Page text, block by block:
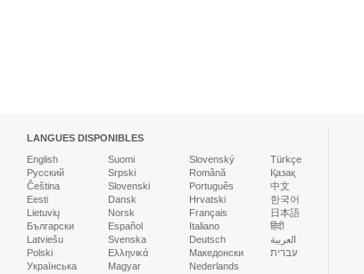
LANGUES DISPONIBLES
English
Русский
Čeština
Eesti
Lietuvių
Български
Latviešu
Polski
Українська
Suomi
Srpski
Slovenski
Dansk
Norsk
Español
Svenska
Ελληνικά
Magyar
Slovenský
Română
Português
Hrvatski
Français
Italiano
Deutsch
Македонски
Nederlands
Türkçe
Қазақ
中文
한국어
日本語
हिंदी
العربية
עברית